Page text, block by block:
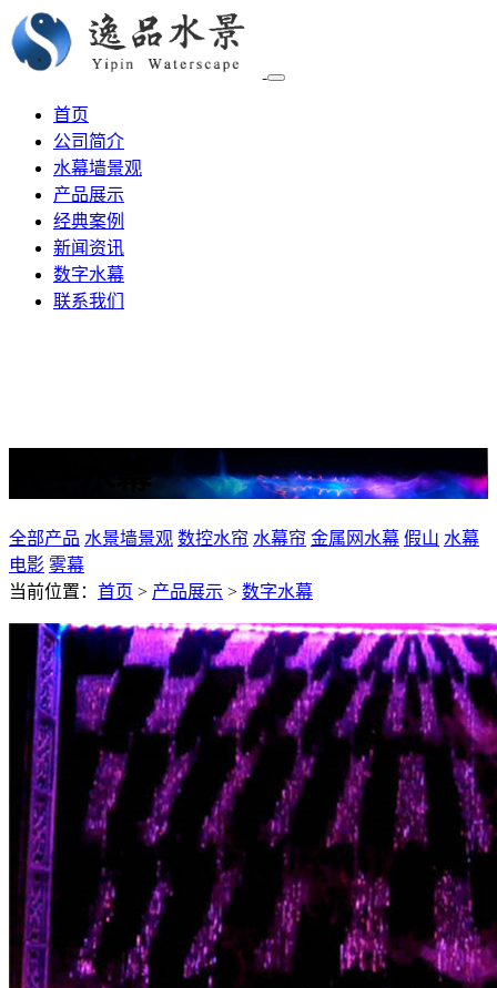
首页
公司简介
水幕墙景观
产品展示
经典案例
新闻资讯
数字水幕
联系我们
数字水幕
全部产品 水景墙景观 数控水帘 水幕帘 金属网水幕 假山 水幕
电影 雾幕
当前位置： 首页 > 产品展示 > 数字水幕